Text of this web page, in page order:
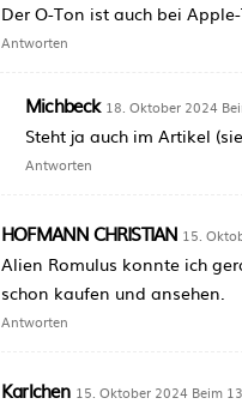
Der O-Ton ist auch bei
Antworten
Michbeck 18. Oktober 2024
Steht ja auch im Artikel
Antworten
HOFMANN CHRISTIAN 15.
Alien Romulus konnte ich
schon kaufen und ansehen.
Antworten
Karlchen 15. Oktober 2024 Beim